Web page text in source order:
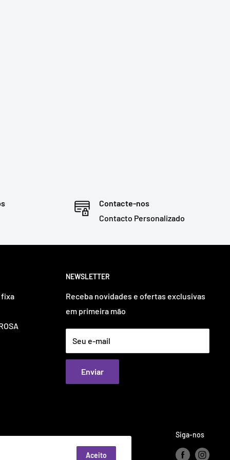
Contacte-nos
Contacto Personalizado
fixa
NEWSLETTER
Receba novidades e ofertas exclusivas
em primeira mão
Seu e-mail
Enviar
Siga-nos
Aceito